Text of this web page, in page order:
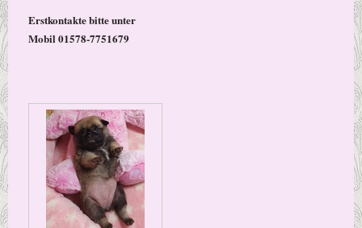
Erstkontakte bitte unter
Mobil 01578-7751679